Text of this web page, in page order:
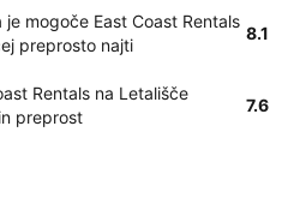
mogoče East Coast Rentals
preprosto najti
8.1
Rentals na Letališče
preprost
7.6